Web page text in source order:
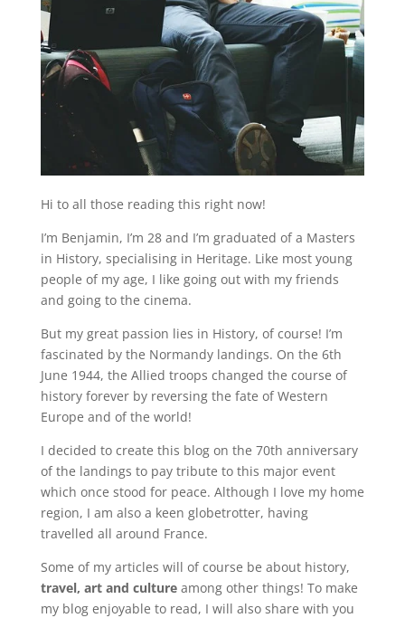
Hi to all those reading this right now!
I’m Benjamin, I’m 28 and I’m graduated of a Masters
in History, specialising in Heritage. Like most young
people of my age, I like going out with my friends
and going to the cinema.
But my great passion lies in History, of course! I’m
fascinated by the Normandy landings. On the 6th
June 1944, the Allied troops changed the course of
history forever by reversing the fate of Western
Europe and of the world!
I decided to create this blog on the 70th anniversary
of the landings to pay tribute to this major event
which once stood for peace. Although I love my home
region, I am also a keen globetrotter, having
travelled all around France.
Some of my articles will of course be about history,
travel, art and cultureamong other things! To make
my blog enjoyable to read, I will also share with you